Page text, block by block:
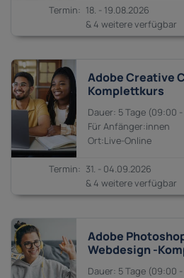
18. - 19.08.2026
& 4 weitere verfügbar
Adobe Creative
Komplettkurs
5 Tage 09:00 -
Anfänger:innen
31. - 04.09.2026
& 4 weitere verfügbar
Adobe
Webdesign -
5 Tage 09:00 -